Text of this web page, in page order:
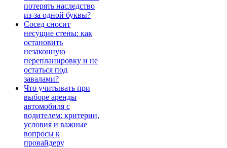
потерять наследство
из-за одной буквы?
Сосед сносит
несущие стены: как
остановить
незаконную
перепланировку и не
остаться под
завалами?
Что учитывать при
выборе аренды
автомобиля с
водителем: критерии,
условия и важные
вопросы к
провайдеру